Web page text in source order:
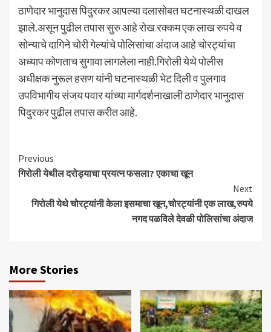
ठाणेदार भानुदास पिदुरकर आपल्या दलासोबत घटनास्थळी दाखल
झाले.असून पुढील तपास सुरु आहे रोख रक्कम एक लाख रुपये व
सोन्याचे दागिने चोरी गेल्यांचे पोलिसांचा अंदाज आहे चोरट्यांचा
अध्याप कोणताच सुगावा लागलेला नाही.गिरोली येथे पोलीस
अधीक्षक नुरूल हसण यांनी घटनास्थळी भेट दिली व पुलगाव
उपविभागीय संजय पवार यांच्या मार्गदर्शनाखाली ठाणेदार भानुदास
पिदुरकर पुढील तपास करीत आहे.
Previous
गिरोली येथील दरोड्याचा प्रयत्न फसला? एकाचा खून
Next
गिरोली येथे चोरट्यांनी केला इसमाचा खून,चोरट्यांनी एक लाख,रुपये
नगद पळविले देवळी पोलिसांचा अंदाज
More Stories